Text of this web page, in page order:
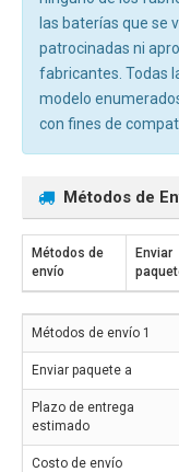
las baterías que se
patrocinadas ni
fabricantes. Todas
modelo
con fines de
Métodos de
Métodos de
envío
Enviar